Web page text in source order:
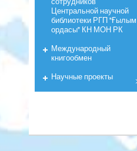
Центральной научной
библиотеки РГП "Ғылым
ордасы" КН МОН РК
Международный
книгообмен
Научные проекты